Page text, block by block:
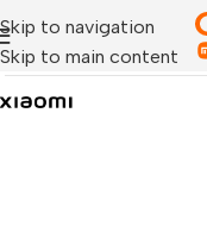
Skip to navigation
Skip to main content